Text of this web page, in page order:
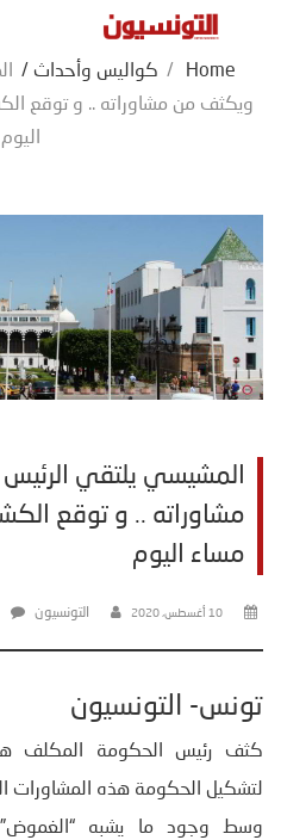
Home
/ كواليس وأحداث /
ويكثف من مشاوراته .. و توقع
اليوم
المشيسي يلتقي
مشاوراته .. و توقع
مساء اليوم
10 أغسطس، 2020 التونسيون
تونس- التونسيون
كثف رئيس الحكومة المكلف
لتشكيل الحكومة هذه المشاورات
وسط وجود ما يشبه